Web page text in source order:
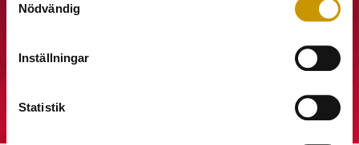
Nödvändig
Inställningar
Statistik